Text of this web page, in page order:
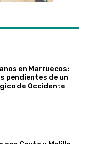
en Marruecos:
pendientes de un
de Occidente